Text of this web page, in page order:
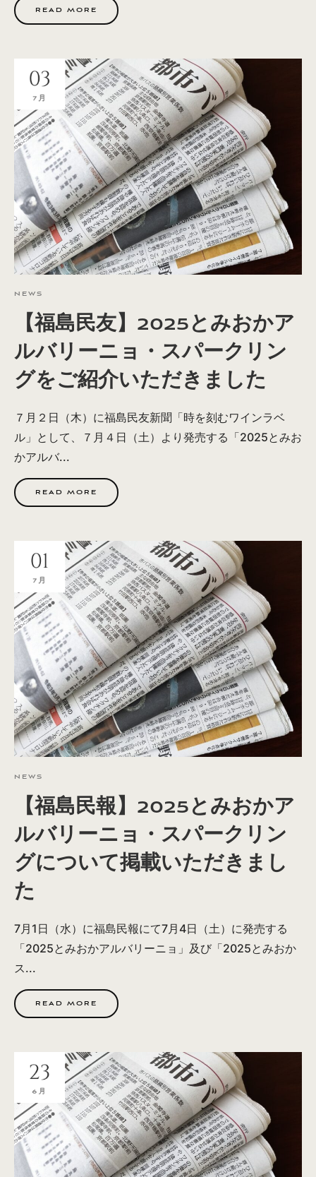
READ MORE
03
7月
NEWS
【福島民友】2025とみおかア
ルバリーニョ・スパークリン
グをご紹介いただきました
７月２日（木）に福島民友新聞「時を刻むワインラベ
ル」として、７月４日（土）より発売する「2025とみお
かアルバ...
READ MORE
01
7月
NEWS
【福島民報】2025とみおかア
ルバリーニョ・スパークリン
グについて掲載いただきまし
た
7月1日（水）に福島民報にて7月4日（土）に発売する
「2025とみおかアルバリーニョ」及び「2025とみおか
ス...
READ MORE
23
6月